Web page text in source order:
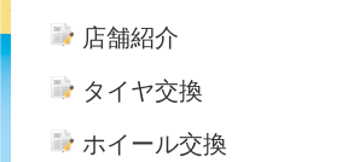
店舗紹介
タイヤ交換
ホイール交換